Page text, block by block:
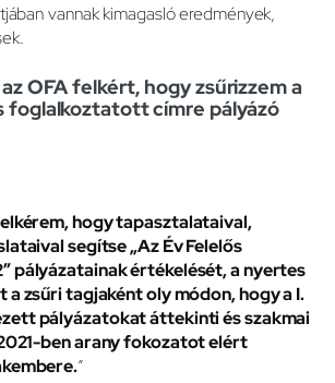
vannak kimagasló eredmények,
OFA felkért, hogy zsűrizzem a
foglalkoztatott címre pályázó
hogy tapasztalataival,
segítse „Az Év Felelős
pályázatainak értékelését, a nyertes
zsűri tagjaként oly módon, hogy a I.
pályázatokat áttekinti és szakmai
ben arany fokozatot elért
”